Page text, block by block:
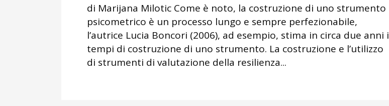
di Marijana Milotic Come è noto, la costruzione di uno strumento
psicometrico è un processo lungo e sempre perfezionabile,
l’autrice Lucia Boncori (2006), ad esempio, stima in circa due anni i
tempi di costruzione di uno strumento. La costruzione e l’utilizzo
di strumenti di valutazione della resilienza...